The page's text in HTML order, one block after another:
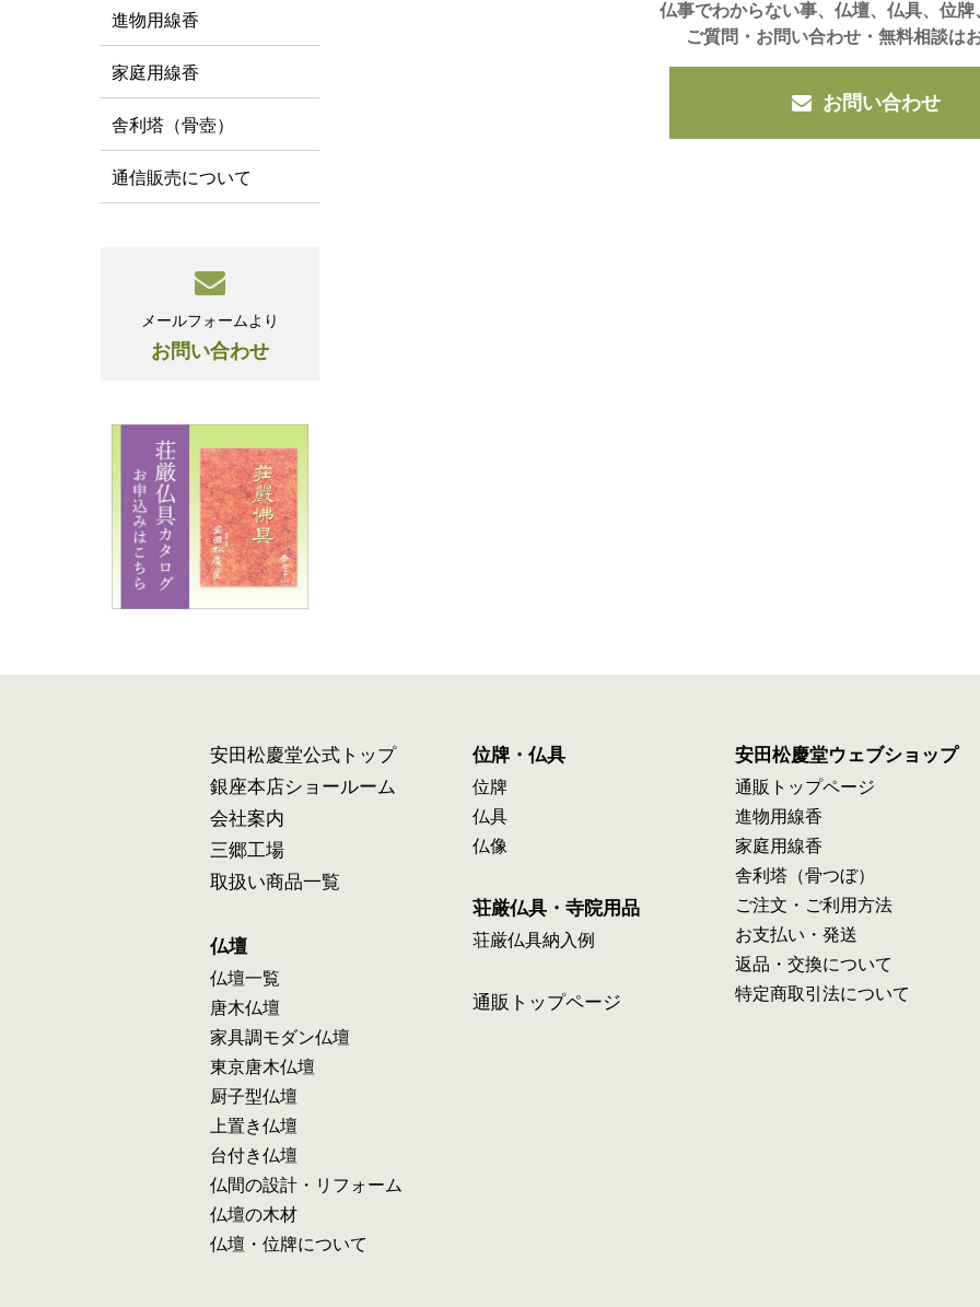
仏事でわからない事、仏壇、仏具、位牌
ご質問・お問い合わせ・無料相談は
お問い合わせ
進物用線香
家庭用線香
舎利塔（骨壺）
通信販売について
メールフォームより
お問い合わせ
安田松慶堂公式トップ
銀座本店ショールーム
会社案内
三郷工場
取扱い商品一覧
仏壇
仏壇一覧
唐木仏壇
家具調モダン仏壇
東京唐木仏壇
厨子型仏壇
上置き仏壇
台付き仏壇
仏間の設計・リフォーム
仏壇の木材
仏壇・位牌について
位牌・仏具
位牌
仏具
仏像
荘厳仏具・寺院用品
荘厳仏具納入例
通販トップページ
安田松慶堂ウェブショップ
通販トップページ
進物用線香
家庭用線香
舎利塔（骨つぼ）
ご注文・ご利用方法
お支払い・発送
返品・交換について
特定商取引法について